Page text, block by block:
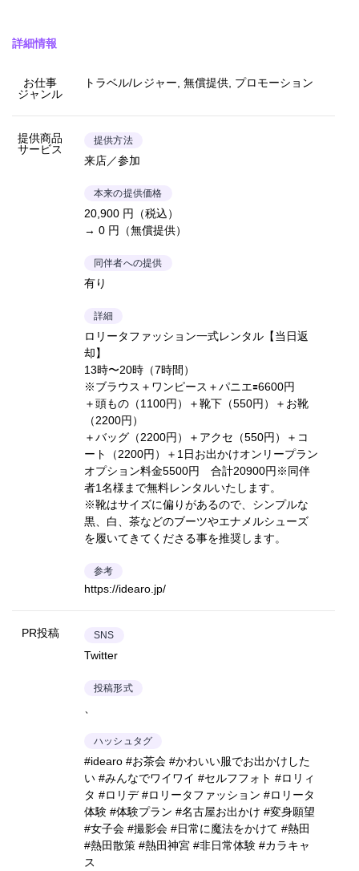
詳細情報
お仕事
ジャンル
トラベル/レジャー, 無償提供, プロモーション
提供商品
サービス
提供方法
来店／参加
本来の提供価格
20,900 円（税込）
→ 0 円（無償提供）
同伴者への提供
有り
詳細
ロリータファッション一式レンタル【当日返
却】
13時〜20時（7時間）
※ブラウス＋ワンピース＋パニエ🟰6600円
＋頭もの（1100円）＋靴下（550円）＋お靴
（2200円）
＋バッグ（2200円）＋アクセ（550円）＋コ
ート（2200円）＋1日お出かけオンリープラン
オプション料金5500円 合計20900円※同伴
者1名様まで無料レンタルいたします。
※靴はサイズに偏りがあるので、シンプルな
黒、白、茶などのブーツやエナメルシューズ
を履いてきてくださる事を推奨します。
参考
https://idearo.jp/
PR投稿 SNS
Twitter
投稿形式
ハッシュタグ
#idearo #お茶会 #かわいい服でお出かけした
い #みんなでワイワイ #セルフフォト #ロリィ
タ #ロリデ #ロリータファッション #ロリータ
体験 #体験プラン #名古屋お出かけ #変身願望
#女子会 #撮影会 #日常に魔法をかけて #熱田
#熱田散策 #熱田神宮 #非日常体験 #カラキャ
ス